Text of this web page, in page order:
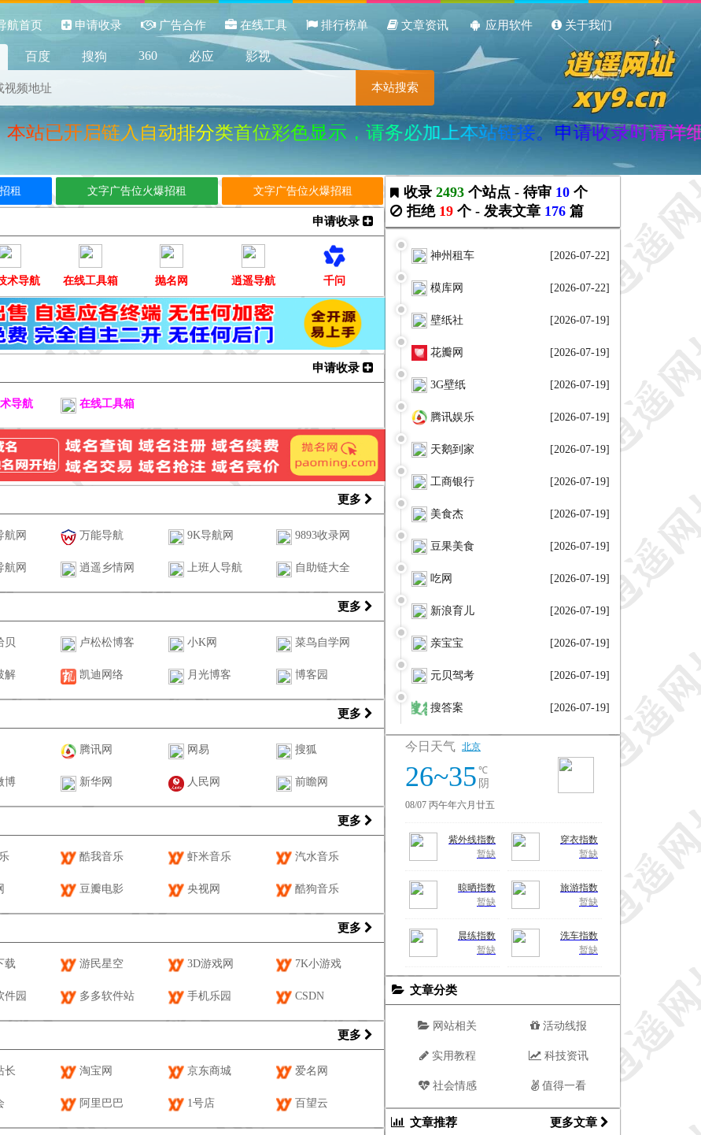
航首页 申请收录 广告合作 在线工具 排行榜单 文章资讯 应用软件 关于我们
百度 搜狗 360 必应 影视
本站搜索
链入自动排分类首位彩色显示，请务必加上本站链接。申请收录时请详细阅读收录
租 文字广告位火爆招租 文字广告位火爆招租
申请收录
术导航 在线工具箱 抛名网 逍遥导航 千问
申请收录
导航 在线工具箱
更多
航网 万能导航 9K导航网 9893收录网
航网 逍遥乡情网 上班人导航 自助链大全
更多
贝 卢松松博客 小K网 菜鸟自学网
解 凯迪网络 月光博客 博客园
更多
腾讯网 网易 搜狐
博 新华网 人民网 前瞻网
更多
酷我音乐 虾米音乐 汽水音乐
豆瓣电影 央视网 酷狗音乐
更多
载 游民星空 3D游戏网 7K小游戏
件园 多多软件站 手机乐园 CSDN
更多
长 淘宝网 京东商城 爱名网
阿里巴巴 1号店 百望云
收录2493 个站点 - 待审 10 个
拒绝 19 个 - 发表文章 176 篇
神州租车 [2026-07-22]
模库网 [2026-07-22]
壁纸社 [2026-07-19]
花瓣网 [2026-07-19]
3G壁纸 [2026-07-19]
腾讯娱乐 [2026-07-19]
天鹅到家 [2026-07-19]
工商银行 [2026-07-19]
美食杰 [2026-07-19]
豆果美食 [2026-07-19]
吃网 [2026-07-19]
新浪育儿 [2026-07-19]
亲宝宝 [2026-07-19]
元贝驾考 [2026-07-19]
搜答案 [2026-07-19]
文章分类
网站相关 活动线报
实用教程 科技资讯
社会情感 值得一看
文章推荐 更多文章